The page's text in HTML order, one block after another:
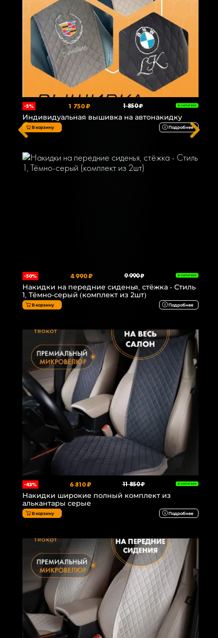
-5% 1 750 ₽ 1 850 ₽ В НАЛИЧИИ
Индивидуальная вышивка на автонакидку
В корзину Подробнее
-50% 4 990 ₽ 9 990 ₽ В НАЛИЧИИ
Накидки на передние сиденья, стёжка - Стиль
1, Тёмно-серый (комплект из 2шт)
В корзину Подробнее
-43% 6 810 ₽ 11 850 ₽ В НАЛИЧИИ
Накидки широкие полный комплект из
алькантары серые
В корзину Подробнее